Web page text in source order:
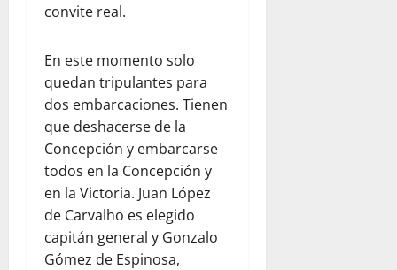
convite real.
En este momento solo
quedan tripulantes para
dos embarcaciones. Tienen
que deshacerse de la
Concepción y embarcarse
todos en la Concepción y
en la Victoria. Juan López
de Carvalho es elegido
capitán general y Gonzalo
Gómez de Espinosa,